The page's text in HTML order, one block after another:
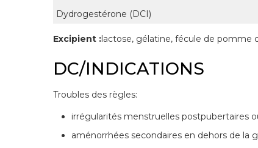
Dydrogestérone (DCI)
Excipient :lactose, gélatine, fécule de pomme
DC/INDICATIONS
Troubles des règles:
irrégularités menstruelles postpubertaires
aménorrhées secondaires en dehors de la